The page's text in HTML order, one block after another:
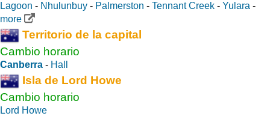
Lagoon - Nhulunbuy - Palmerston - Tennant Creek - Yulara -
more
Territorio de la capital
Cambio horario
Canberra - Hall
Isla de Lord Howe
Cambio horario
Lord Howe